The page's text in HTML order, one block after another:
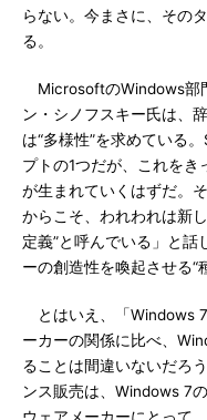
らない。今まさに、その
る。
MicrosoftのWindows部
ン・シノフスキー氏は、
は“多様性”を求めている
プトの1つだが、これを
が生まれていくはずだ。
からこそ、われわれは新
定義”と呼んでいる」と
ーの創造性を喚起させる“
とはいえ、「Windows
ーカーの関係に比べ、
ることは間違いないだろ
ンス販売は、Windows 7